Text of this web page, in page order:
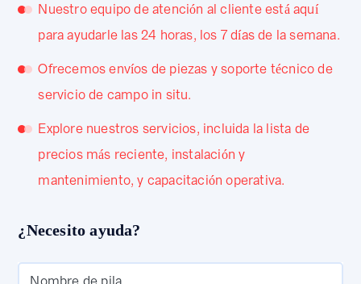
Nuestro equipo de atención al cliente está aquí
para ayudarle las 24 horas, los 7 días de la semana.
Ofrecemos envíos de piezas y soporte técnico de
servicio de campo in situ.
Explore nuestros servicios, incluida la lista de
precios más reciente, instalación y
mantenimiento, y capacitación operativa.
¿Necesito ayuda?